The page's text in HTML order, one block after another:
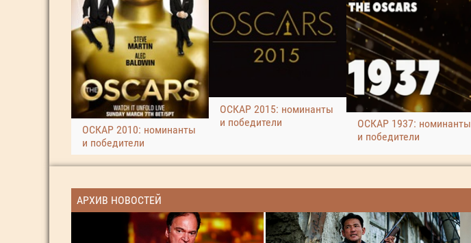
ОСКАР 2010: номинанты
и победители
ОСКАР 2015: номинанты
и победители
ОСКАР 1937: номинанты
и победители
АРХИВ НОВОСТЕЙ